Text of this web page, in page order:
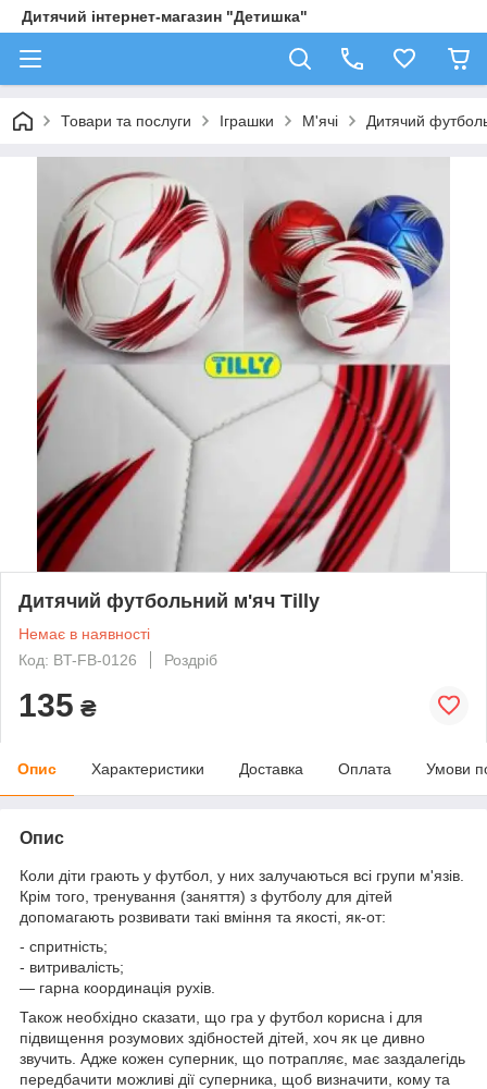
Дитячий інтернет-магазин "Детишка"
Товари та послуги Іграшки М'ячі Дитячий
Дитячий футбольний м'яч Tilly
Немає в наявності
Код: BT-FB-0126
Роздріб
135 ₴
Опис Характеристики Доставка Оплата Умови
Опис
Коли діти грають у футбол, у них залучаються всі групи м'язів.
Крім того, тренування (заняття) з футболу для дітей
допомагають розвивати такі вміння та якості, як-от:
- спритність;
- витривалість;
— гарна координація рухів.
Також необхідно сказати, що гра у футбол корисна і для
підвищення розумових здібностей дітей, хоч як це дивно
звучить. Адже кожен суперник, що потрапляє, має заздалегідь
передбачити можливі дії суперника, щоб визначити, кому та